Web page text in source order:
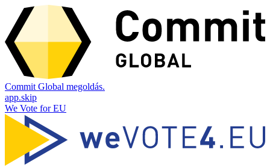
Commit Global megoldás.
app.skip
We Vote for EU